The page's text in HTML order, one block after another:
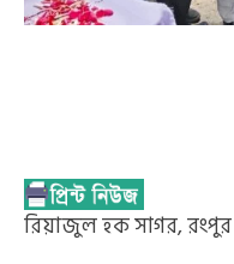
রিয়াজুল হক সাগর, রংপুর